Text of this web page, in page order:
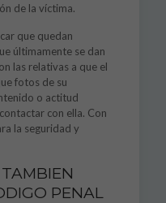
de la víctima.
que quedan
últimamente se dan
las relativas a que el
fotos de su
o actitud
con ella. Con
la seguridad y
PENAL